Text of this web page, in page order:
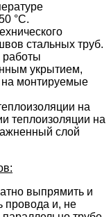
°C.
стальных труб.
работы
укрытием,
монтируемые
на
теплоизоляции на
слой
выпрямить и
провода и, не